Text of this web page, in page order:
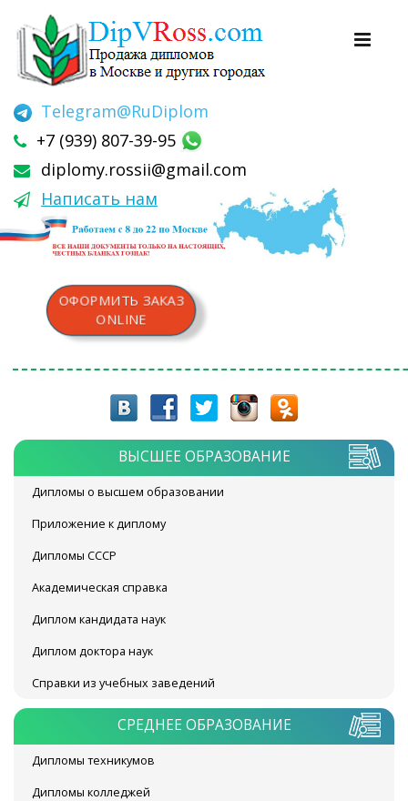
Telegram@RuDiplom
+7 (939) 807-39-95
diplomy.rossii@gmail.com
Написать нам
ОФОРМИТЬ ЗАКАЗ
ONLINE
ВЫСШЕЕ ОБРАЗОВАНИЕ
Дипломы о высшем образовании
Приложение к диплому
Дипломы СССР
Академическая справка
Диплом кандидата наук
Диплом доктора наук
Справки из учебных заведений
СРЕДНЕЕ ОБРАЗОВАНИЕ
Дипломы техникумов
Дипломы колледжей